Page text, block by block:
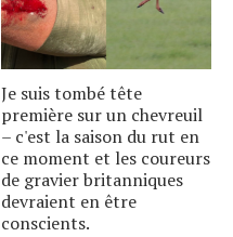
Je suis tombé tête
première sur un chevreuil
– c'est la saison du rut en
ce moment et les coureurs
de gravier britanniques
devraient en être
conscients.